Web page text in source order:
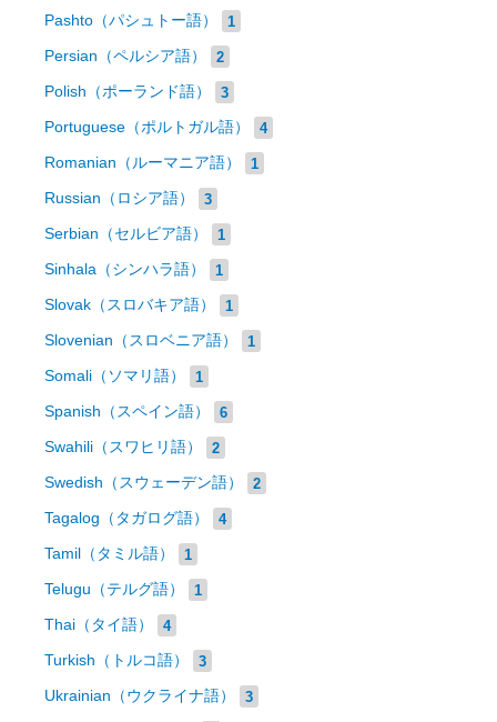
Pashto（パシュトー語） 1
Persian（ペルシア語） 2
Polish（ポーランド語） 3
Portuguese（ポルトガル語） 4
Romanian（ルーマニア語） 1
Russian（ロシア語） 3
Serbian（セルビア語） 1
Sinhala（シンハラ語） 1
Slovak（スロバキア語） 1
Slovenian（スロベニア語） 1
Somali（ソマリ語） 1
Spanish（スペイン語） 6
Swahili（スワヒリ語） 2
Swedish（スウェーデン語） 2
Tagalog（タガログ語） 4
Tamil（タミル語） 1
Telugu（テルグ語） 1
Thai（タイ語） 4
Turkish（トルコ語） 3
Ukrainian（ウクライナ語） 3